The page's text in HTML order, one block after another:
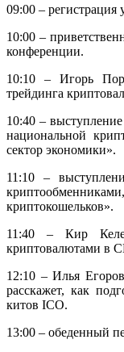
09:00 – регистрация
10:00 –
конференции.
10:10 – Игорь
трейдинга
10:40 –
национальной
сектор экономики».
11:10 –
криптокошельков».
11:40 – Кир
криптовалютами в
12:10 – Илья
расскажет, как
китов ICO.
13:00 – обеденный